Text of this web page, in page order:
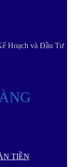
Hoạch và Đầu Tư
TIỀN